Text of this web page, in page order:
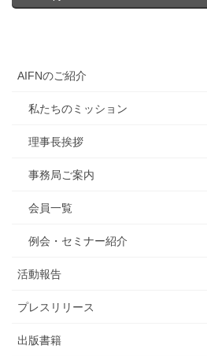
AIFNのご紹介
私たちのミッション
理事長挨拶
事務局ご案内
会員一覧
例会・セミナー紹介
活動報告
プレスリリース
出版書籍